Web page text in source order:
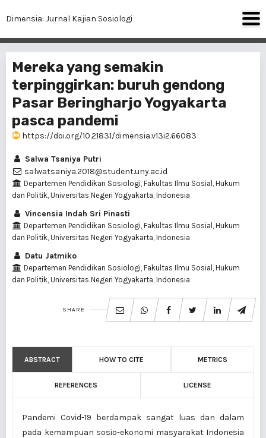
Dimensia: Jurnal Kajian Sosiologi
Mereka yang semakin
terpinggirkan: buruh gendong
Pasar Beringharjo Yogyakarta
pasca pandemi
https://doi.org/10.21831/dimensia.v13i2.66083
Salwa Tsaniya Putri
salwatsaniya.2018@student.uny.ac.id
Departemen Pendidikan Sosiologi, Fakultas Ilmu Sosial, Hukum
dan Politik, Universitas Negeri Yogyakarta, Indonesia
Vincensia Indah Sri Pinasti
Departemen Pendidikan Sosiologi, Fakultas Ilmu Sosial, Hukum
dan Politik, Universitas Negeri Yogyakarta, Indonesia
Datu Jatmiko
Departemen Pendidikan Sosiologi, Fakultas Ilmu Sosial, Hukum
dan Politik, Universitas Negeri Yogyakarta, Indonesia
SHARE
ABSTRACT HOW TO CITE METRICS
REFERENCES LICENSE
Pandemi Covid-19 berdampak sangat luas dan dalam
pada kemampuan sosio-ekonomi masyarakat Indonesia